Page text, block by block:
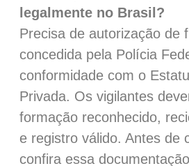
legalmente no Brasil?
Precisa de autorização de
concedida pela Polícia
conformidade com o
Privada. Os vigilantes
formação reconhecido,
e registro válido. Antes de
confira essa